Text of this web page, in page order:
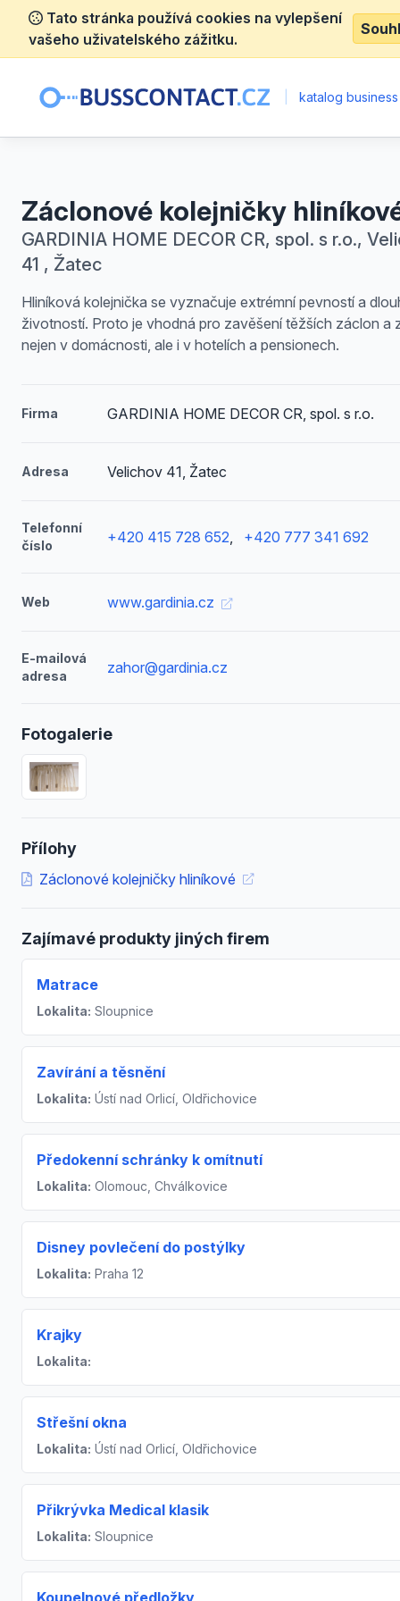
Tato stránka používá cookies na vylepšení
vašeho uživatelského zážitku.
katalog
Záclonové kolejničky
GARDINIA HOME DECOR CR, spol. s r.o.,
41 , Žatec
Hliníková kolejnička se vyznačuje extrémní pevností a
životností. Proto je vhodná pro zavěšení těžších záclon a
nejen v domácnosti, ale i v hotelích a pensionech.
Firma GARDINIA HOME DECOR CR, spol. s r.o.
Adresa Velichov 41, Žatec
Telefonní
číslo
+420 415 728 652, +420 777 341 692
Web www.gardinia.cz
E-mailová
adresa
zahor@gardinia.cz
Fotogalerie
Přílohy
Záclonové kolejničky hliníkové
Zajímavé produkty jiných firem
Matrace
Lokalita: Sloupnice
Zavírání a těsnění
Lokalita: Ústí nad Orlicí, Oldřichovice
Předokenní schránky k omítnutí
Lokalita: Olomouc, Chválkovice
Disney povlečení do postýlky
Lokalita: Praha 12
Krajky
Lokalita:
Střešní okna
Lokalita: Ústí nad Orlicí, Oldřichovice
Přikrývka Medical klasik
Lokalita: Sloupnice